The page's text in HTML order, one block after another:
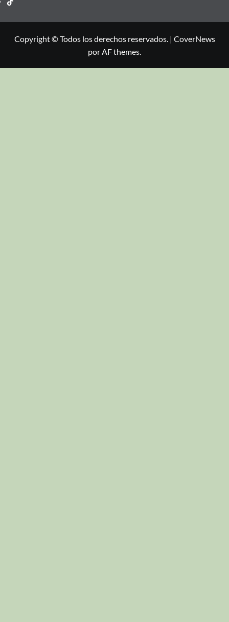
Copyright © Todos los derechos reservados. | CoverNews
por AF themes.